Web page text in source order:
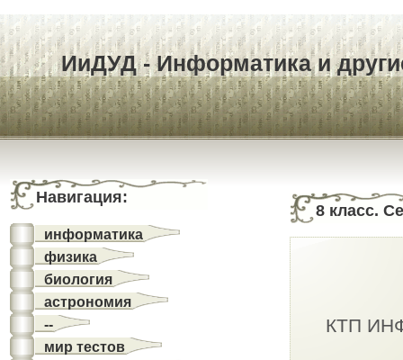
ИиДУД - Информатика и
8 класс.
КТП
Навигация:
информатика
физика
биология
астрономия
--
мир тестов